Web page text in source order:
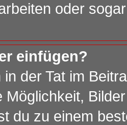
oder
einfügen?
in der Tat im
Möglichkeit,
du zu einem